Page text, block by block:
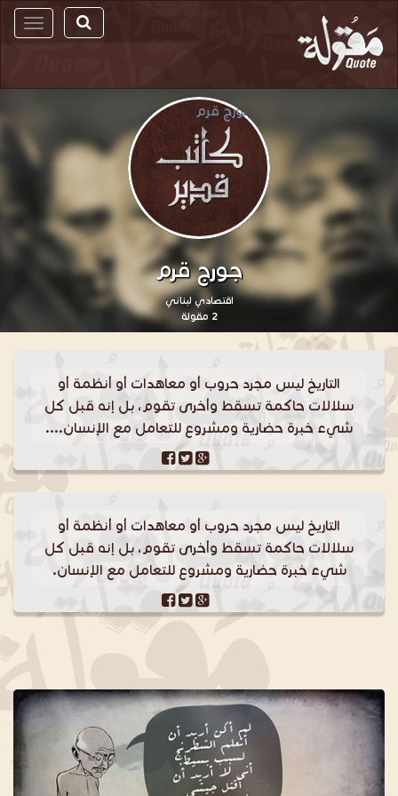
جورج قرم
اقتصادي لبناني
2 مقولة
التاريخ ليس مجرد حروب أو معاهدات أو أنظمة أو
سلالات حاكمة تسقط وأخرى تقوم، بل إنه قبل كل
شيء خبرة حضارية ومشروع للتعامل مع الإنسان....
التاريخ ليس مجرد حروب أو معاهدات أو أنظمة أو
سلالات حاكمة تسقط وأخرى تقوم، بل إنه قبل كل
شيء خبرة حضارية ومشروع للتعامل مع الإنسان.